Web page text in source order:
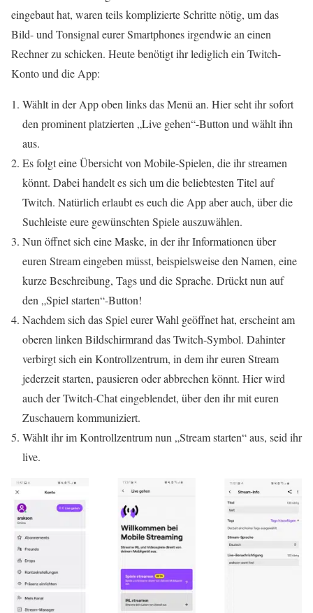
eingebaut hat, waren teils komplizierte Schritte nötig, um das
Bild- und Tonsignal eurer Smartphones irgendwie an einen
Rechner zu schicken. Heute benötigt ihr lediglich ein Twitch-
Konto und die App:
Wählt in der App oben links das Menü an. Hier seht ihr sofort
den prominent platzierten „Live gehen“-Button und wählt ihn
aus.
Es folgt eine Übersicht von Mobile-Spielen, die ihr streamen
könnt. Dabei handelt es sich um die beliebtesten Titel auf
Twitch. Natürlich erlaubt es euch die App aber auch, über die
Suchleiste eure gewünschten Spiele auszuwählen.
Nun öffnet sich eine Maske, in der ihr Informationen über
euren Stream eingeben müsst, beispielsweise den Namen, eine
kurze Beschreibung, Tags und die Sprache. Drückt nun auf
den „Spiel starten“-Button!
Nachdem sich das Spiel eurer Wahl geöffnet hat, erscheint am
oberen linken Bildschirmrand das Twitch-Symbol. Dahinter
verbirgt sich ein Kontrollzentrum, in dem ihr euren Stream
jederzeit starten, pausieren oder abbrechen könnt. Hier wird
auch der Twitch-Chat eingeblendet, über den ihr mit euren
Zuschauern kommuniziert.
Wählt ihr im Kontrollzentrum nun „Stream starten“ aus, seid ihr
live.